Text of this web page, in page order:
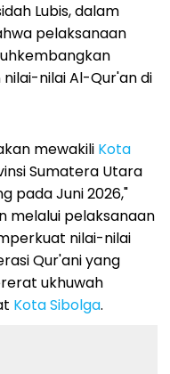
Lubis, dalam
pelaksanaan
nilai Al-Qur'an di
mewakili Kota
Sumatera Utara
pada Juni 2026,"
melalui pelaksanaan
nilai-nilai
Qur'ani yang
ukhuwah
Kota Sibolga.